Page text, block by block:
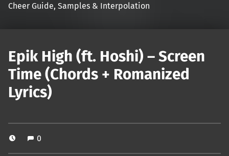
Cheer Guide, Samples & Interpolation
Epik High (ft. Hoshi) – Screen
Time (Chords + Romanized
Lyrics)
0